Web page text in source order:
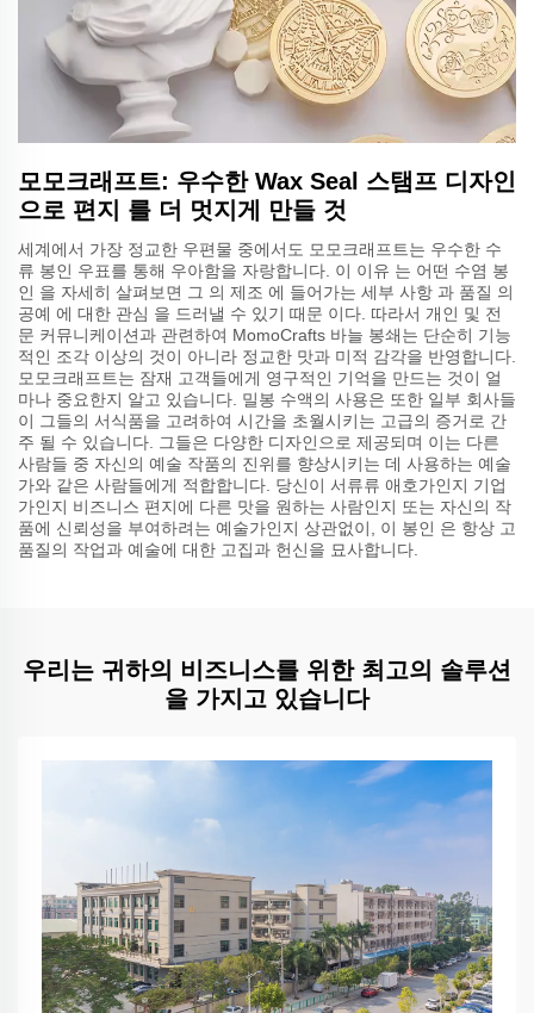
모모크래프트: 우수한 Wax Seal 스탬프 디자인
으로 편지 를 더 멋지게 만들 것
세계에서 가장 정교한 우편물 중에서도 모모크래프트는 우수한 수
류 봉인 우표를 통해 우아함을 자랑합니다. 이 이유 는 어떤 수염 봉
인 을 자세히 살펴보면 그 의 제조 에 들어가는 세부 사항 과 품질 의
공예 에 대한 관심 을 드러낼 수 있기 때문 이다. 따라서 개인 및 전
문 커뮤니케이션과 관련하여 MomoCrafts 바늘 봉쇄는 단순히 기능
적인 조각 이상의 것이 아니라 정교한 맛과 미적 감각을 반영합니다.
모모크래프트는 잠재 고객들에게 영구적인 기억을 만드는 것이 얼
마나 중요한지 알고 있습니다. 밀봉 수액의 사용은 또한 일부 회사들
이 그들의 서식품을 고려하여 시간을 초월시키는 고급의 증거로 간
주 될 수 있습니다. 그들은 다양한 디자인으로 제공되며 이는 다른
사람들 중 자신의 예술 작품의 진위를 향상시키는 데 사용하는 예술
가와 같은 사람들에게 적합합니다. 당신이 서류류 애호가인지 기업
가인지 비즈니스 편지에 다른 맛을 원하는 사람인지 또는 자신의 작
품에 신뢰성을 부여하려는 예술가인지 상관없이, 이 봉인 은 항상 고
품질의 작업과 예술에 대한 고집과 헌신을 묘사합니다.
우리는 귀하의 비즈니스를 위한 최고의 솔루션
을 가지고 있습니다